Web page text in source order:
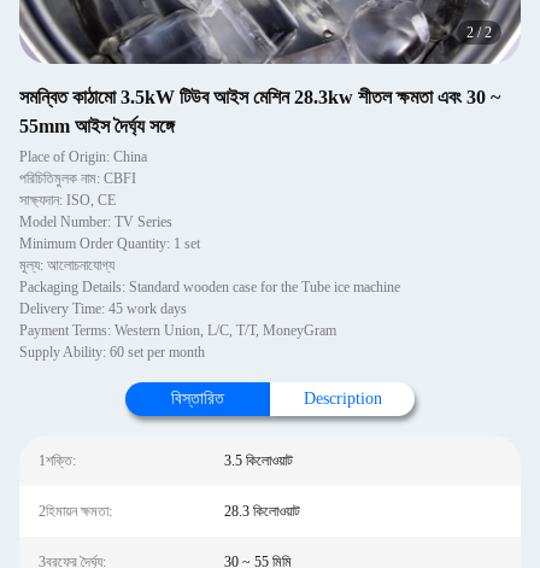
2/2
সমন্বিত কাঠামো 3.5kW টিউব আইস মেশিন 28.3kw শীতল ক্ষমতা এবং 30 ~
55mm আইস দৈর্ঘ্য সঙ্গে
Place of Origin: China
পরিচিতিমুলক নাম: CBFI
সাক্ষ্যদান: ISO, CE
Model Number: TV Series
Minimum Order Quantity: 1 set
মূল্য: আলোচনাযোগ্য
Packaging Details: Standard wooden case for the Tube ice machine
Delivery Time: 45 work days
Payment Terms: Western Union, L/C, T/T, MoneyGram
Supply Ability: 60 set per month
বিস্তারিত Description
1শক্তি: 3.5 কিলোওয়াট
2হিমায়ন ক্ষমতা: 28.3 কিলোওয়াট
3বরফের দৈর্ঘ্য: 30 ~ 55 মিমি